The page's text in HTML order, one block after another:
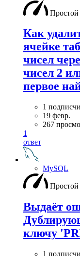
Простой
Как
ячейке
чисел
чисел 2
первое
1
19 февр.
267
1
ответ
MySQL
Простой
Выдаёт
ключу
1